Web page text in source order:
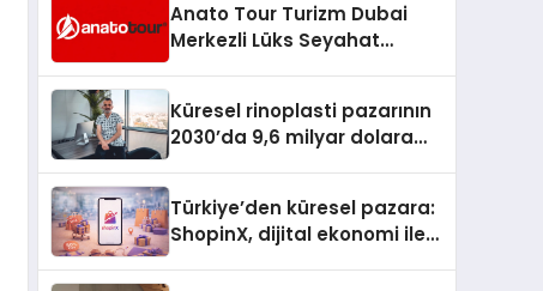
Anato Tour Turizm Dubai
Merkezli Lüks Seyahat
Küresel rinoplasti pazarının
2030’da 9,6 milyar dolara
Türkiye’den küresel pazara:
ShopinX, dijital ekonomi ile